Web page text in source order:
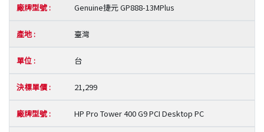
Genuine捷元 GP888-13MPlus
臺灣
台
21,299
HP Pro Tower 400 G9 PCI Desktop PC